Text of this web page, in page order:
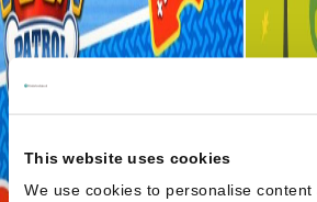
This website uses cookies
We use cookies to personalise